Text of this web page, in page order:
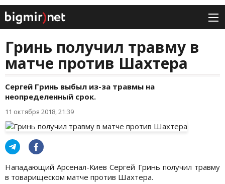
Гринь получил травму в
матче против Шахтера
Сергей Гринь выбыл из-за травмы на
неопределенный срок.
11 октября 2018, 21:39
Нападающий Арсенал-Киев Сергей Гринь получил травму
в товарищеском матче против Шахтера.